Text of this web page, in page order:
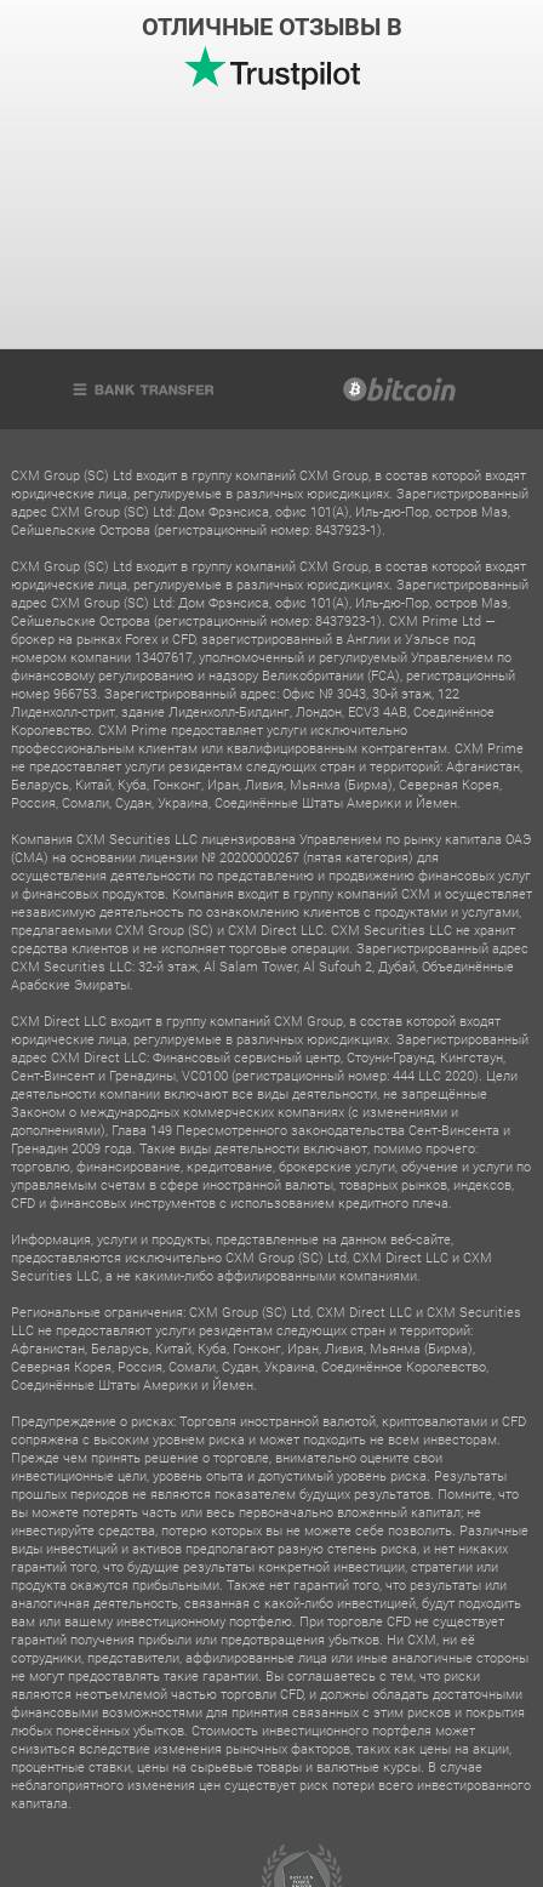
ОТЛИЧНЫЕ ОТЗЫВЫ В
CXM Group (SC) Ltd входит в группу компаний CXM Group, в состав которой входят
юридические лица, регулируемые в различных юрисдикциях. Зарегистрированный
адрес CXM Group (SC) Ltd: Дом Фрэнсиса, офис 101(A), Иль-дю-Пор, остров Маэ,
Сейшельские Острова (регистрационный номер: 8437923-1).
CXM Group (SC) Ltd входит в группу компаний CXM Group, в состав которой входят
юридические лица, регулируемые в различных юрисдикциях. Зарегистрированный
адрес CXM Group (SC) Ltd: Дом Фрэнсиса, офис 101(A), Иль-дю-Пор, остров Маэ,
Сейшельские Острова (регистрационный номер: 8437923-1). CXM Prime Ltd —
брокер на рынках Forex и CFD, зарегистрированный в Англии и Уэльсе под
номером компании 13407617, уполномоченный и регулируемый Управлением по
финансовому регулированию и надзору Великобритании (FCA), регистрационный
номер 966753. Зарегистрированный адрес: Офис № 3043, 30-й этаж, 122
Лиденхолл-стрит, здание Лиденхолл-Билдинг, Лондон, ECV3 4AB, Соединённое
Королевство. CXM Prime предоставляет услуги исключительно
профессиональным клиентам или квалифицированным контрагентам. CXM Prime
не предоставляет услуги резидентам следующих стран и территорий: Афганистан,
Беларусь, Китай, Куба, Гонконг, Иран, Ливия, Мьянма (Бирма), Северная Корея,
Россия, Сомали, Судан, Украина, Соединённые Штаты Америки и Йемен.
Компания CXM Securities LLC лицензирована Управлением по рынку капитала ОАЭ
(CMA) на основании лицензии № 20200000267 (пятая категория) для
осуществления деятельности по представлению и продвижению финансовых услуг
и финансовых продуктов. Компания входит в группу компаний CXM и осуществляет
независимую деятельность по ознакомлению клиентов с продуктами и услугами,
предлагаемыми CXM Group (SC) и CXM Direct LLC. CXM Securities LLC не хранит
средства клиентов и не исполняет торговые операции. Зарегистрированный адрес
CXM Securities LLC: 32-й этаж, Al Salam Tower, Al Sufouh 2, Дубай, Объединённые
Арабские Эмираты.
CXM Direct LLC входит в группу компаний CXM Group, в состав которой входят
юридические лица, регулируемые в различных юрисдикциях. Зарегистрированный
адрес CXM Direct LLC: Финансовый сервисный центр, Стоуни-Граунд, Кингстаун,
Сент-Винсент и Гренадины, VC0100 (регистрационный номер: 444 LLC 2020). Цели
деятельности компании включают все виды деятельности, не запрещённые
Законом о международных коммерческих компаниях (с изменениями и
дополнениями), Глава 149 Пересмотренного законодательства Сент-Винсента и
Гренадин 2009 года. Такие виды деятельности включают, помимо прочего:
торговлю, финансирование, кредитование, брокерские услуги, обучение и услуги по
управляемым счетам в сфере иностранной валюты, товарных рынков, индексов,
CFD и финансовых инструментов с использованием кредитного плеча.
Информация, услуги и продукты, представленные на данном веб-сайте,
предоставляются исключительно CXM Group (SC) Ltd, CXM Direct LLC и CXM
Securities LLC, а не какими-либо аффилированными компаниями.
Региональные ограничения: CXM Group (SC) Ltd, CXM Direct LLC и CXM Securities
LLC не предоставляют услуги резидентам следующих стран и территорий:
Афганистан, Беларусь, Китай, Куба, Гонконг, Иран, Ливия, Мьянма (Бирма),
Северная Корея, Россия, Сомали, Судан, Украина, Соединённое Королевство,
Соединённые Штаты Америки и Йемен.
Предупреждение о рисках: Торговля иностранной валютой, криптовалютами и CFD
сопряжена с высоким уровнем риска и может подходить не всем инвесторам.
Прежде чем принять решение о торговле, внимательно оцените свои
инвестиционные цели, уровень опыта и допустимый уровень риска. Результаты
прошлых периодов не являются показателем будущих результатов. Помните, что
вы можете потерять часть или весь первоначально вложенный капитал; не
инвестируйте средства, потерю которых вы не можете себе позволить. Различные
виды инвестиций и активов предполагают разную степень риска, и нет никаких
гарантий того, что будущие результаты конкретной инвестиции, стратегии или
продукта окажутся прибыльными. Также нет гарантий того, что результаты или
аналогичная деятельность, связанная с какой-либо инвестицией, будут подходить
вам или вашему инвестиционному портфелю. При торговле CFD не существует
гарантий получения прибыли или предотвращения убытков. Ни CXM, ни её
сотрудники, представители, аффилированные лица или иные аналогичные стороны
не могут предоставлять такие гарантии. Вы соглашаетесь с тем, что риски
являются неотъемлемой частью торговли CFD, и должны обладать достаточными
финансовыми возможностями для принятия связанных с этим рисков и покрытия
любых понесённых убытков. Стоимость инвестиционного портфеля может
снизиться вследствие изменения рыночных факторов, таких как цены на акции,
процентные ставки, цены на сырьевые товары и валютные курсы. В случае
неблагоприятного изменения цен существует риск потери всего инвестированного
капитала.